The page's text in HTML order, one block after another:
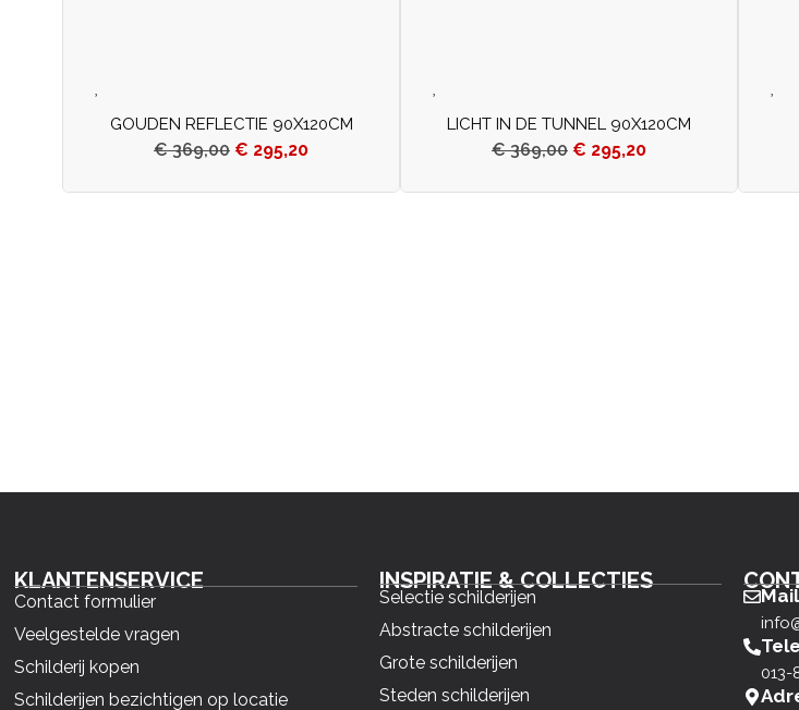
GOUDEN REFLECTIE 90X120CM
€369,00 € 295,20
LICHT IN DE TUNNEL 90X120CM
€369,00 € 295,20
KLANTENSERVICE
Contact formulier
Veelgestelde vragen
Schilderij kopen
Schilderijen bezichtigen op locatie
INSPIRATIE & COLLECTIES
Selectie schilderijen
Abstracte schilderijen
Grote schilderijen
Steden schilderijen
Mail
013-